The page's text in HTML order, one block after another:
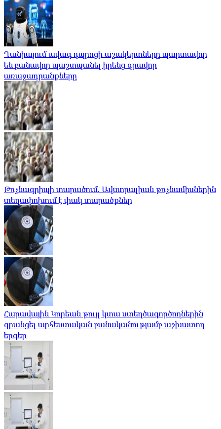
Դանիայում ավագ դպրոցի աշակերտները պարտավոր
են բանավոր պաշտպանել իրենց գրավոր
առաջադրանքները
Թռչնագրիպի տարածում. Ավստրալիան թռչնամիսներին
տեղափոխում է փակ տարածքներ
Հարավային Կորեան թույլ կտա ստեղծագործողներին
գրանցել արհեստական ​​բանականությամբ աշխատող
երգեր